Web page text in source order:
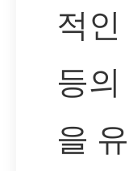
적
등
을